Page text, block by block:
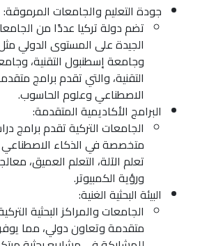
جودة التعليم والجامعات المرموقة:
تضم دولة تركيا عددًا من
الجيدة على المستوى الدولي
وجامعة إسطنبول التقنية،
التقنية، والتي تقدم برامج
الاصطناعي وعلوم الحاسوب.
البرامج الأكاديمية المتقدمة:
الجامعات التركية تقدم برامج
متخصصة في الذكاء
تعلم الآلة، التعلم العميق،
ورؤية الكمبيوتر.
البيئة البحثية الغنية:
الجامعات والمراكز البحثية
متقدمة وتعاون دولي، مما